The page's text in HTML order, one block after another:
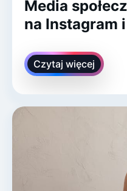
Media
na Instagram
Czytaj więcej